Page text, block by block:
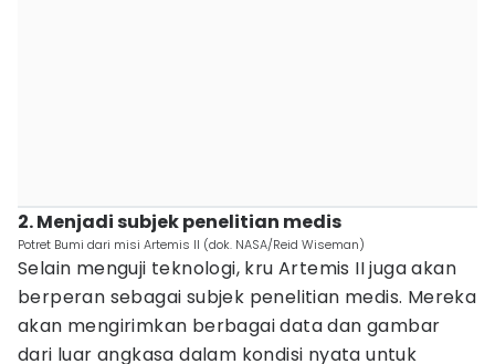
2. Menjadi subjek penelitian medis
Potret Bumi dari misi Artemis II (dok. NASA/Reid Wiseman)
Selain menguji teknologi, kru Artemis II juga akan
berperan sebagai subjek penelitian medis. Mereka
akan mengirimkan berbagai data dan gambar
dari luar angkasa dalam kondisi nyata untuk